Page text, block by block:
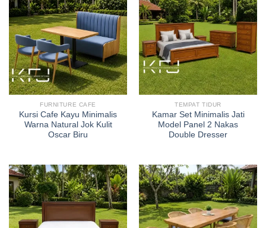
FURNITURE CAFE
Kursi Cafe Kayu Minimalis
Warna Natural Jok Kulit
Oscar Biru
TEMPAT TIDUR
Kamar Set Minimalis Jati
Model Panel 2 Nakas
Double Dresser